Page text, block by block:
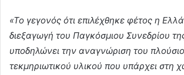
«Το γεγονός ότι επιλέχθηκε φέτος η
διεξαγωγή του Παγκόσμιου Συνεδρίου
υποδηλώνει την αναγνώριση του
τεκμηριωτικού υλικού που υπάρχει στη